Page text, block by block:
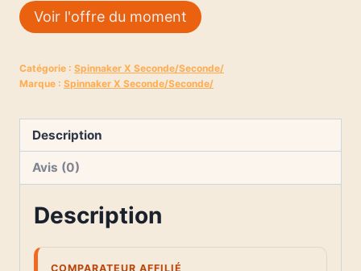
Voir l'offre du moment
Catégorie : Spinnaker X Seconde/Seconde/
Marque : Spinnaker X Seconde/Seconde/
Description
Avis (0)
Description
COMPARATEUR AFFILIÉ